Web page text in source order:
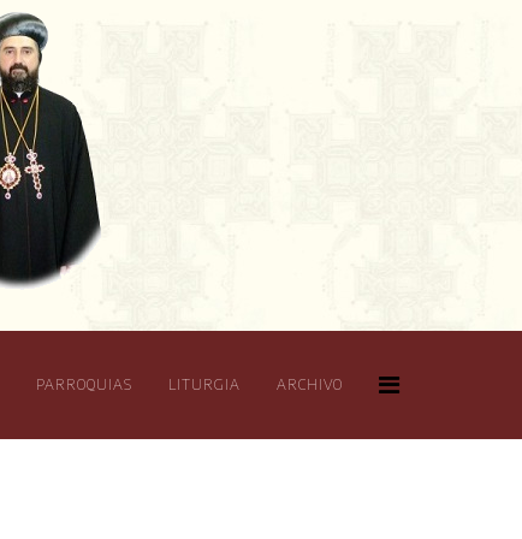
PARROQUIAS LITURGIA ARCHIVO